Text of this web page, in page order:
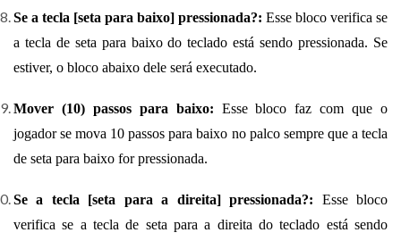
Se a tecla [seta para baixo] pressionada?: Esse bloco verifica se
a tecla de seta para baixo do teclado está sendo pressionada. Se
estiver, o bloco abaixo dele será executado.
Mover (10) passos para baixo: Esse bloco faz com que o
jogador se mova 10 passos para baixo no palco sempre que a tecla
de seta para baixo for pressionada.
Se a tecla [seta para a direita] pressionada?: Esse bloco
verifica se a tecla de seta para a direita do teclado está sendo